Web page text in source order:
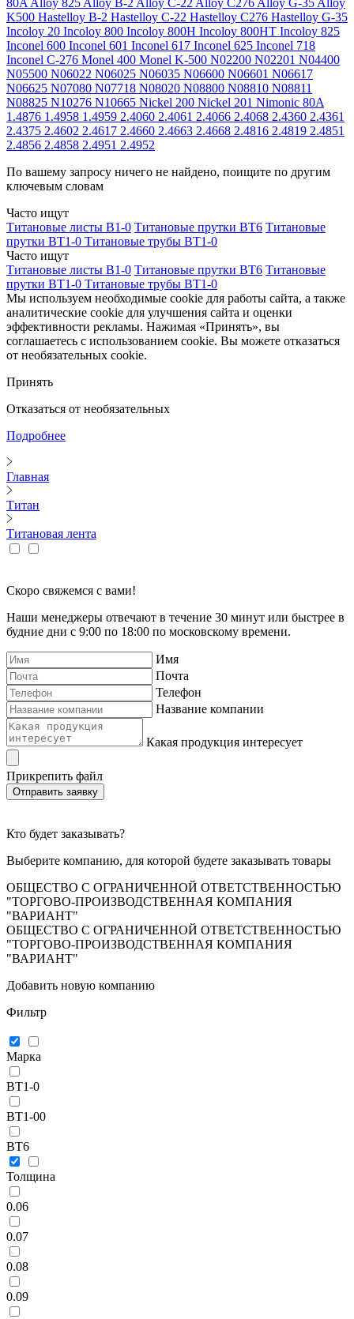
80A Alloy 825 Alloy B-2 Alloy C-22 Alloy C276 Alloy G-35 Alloy
K500 Hastelloy B-2 Hastelloy C-22 Hastelloy C276 Hastelloy G-35
Incoloy 20 Incoloy 800 Incoloy 800H Incoloy 800HT Incoloy 825
Inconel 600 Inconel 601 Inconel 617 Inconel 625 Inconel 718
Inconel C-276 Monel 400 Monel K-500 N02200 N02201 N04400
N05500 N06022 N06025 N06035 N06600 N06601 N06617
N06625 N07080 N07718 N08020 N08800 N08810 N08811
N08825 N10276 N10665 Nickel 200 Nickel 201 Nimonic 80A
1.4876 1.4958 1.4959 2.4060 2.4061 2.4066 2.4068 2.4360 2.4361
2.4375 2.4602 2.4617 2.4660 2.4663 2.4668 2.4816 2.4819 2.4851
2.4856 2.4858 2.4951 2.4952
По вашему запросу ничего не найдено, поищите по другим
ключевым словам
Часто ищут
Титановые листы В1-0 Титановые прутки ВТ6 Титановые
прутки ВТ1-0 Титановые трубы ВТ1-0
Часто ищут
Титановые листы В1-0 Титановые прутки ВТ6 Титановые
прутки ВТ1-0 Титановые трубы ВТ1-0
Мы используем необходимые cookie для работы сайта, а также
аналитические cookie для улучшения сайта и оценки
эффективности рекламы. Нажимая «Принять», вы
соглашаетесь с использованием cookie. Вы можете отказаться
от необязательных cookie.
Принять
Отказаться от необязательных
Подробнее
Главная
Титан
Титановая лента
Скоро свяжемся с вами!
Наши менеджеры отвечают в течение 30 минут или быстрее в
будние дни с 9:00 по 18:00 по московскому времени.
Имя
Почта
Телефон
Название компании
Какая продукция интересует
Прикрепить файл
Отправить заявку
Кто будет заказывать?
Выберите компанию, для которой будете заказывать товары
ОБЩЕСТВО С ОГРАНИЧЕННОЙ ОТВЕТСТВЕННОСТЬЮ
"ТОРГОВО-ПРОИЗВОДСТВЕННАЯ КОМПАНИЯ
"ВАРИАНТ"
ОБЩЕСТВО С ОГРАНИЧЕННОЙ ОТВЕТСТВЕННОСТЬЮ
"ТОРГОВО-ПРОИЗВОДСТВЕННАЯ КОМПАНИЯ
"ВАРИАНТ"
Добавить новую компанию
Фильтр
Марка
ВТ1-0
ВТ1-00
ВТ6
Толщина
0.06
0.07
0.08
0.09